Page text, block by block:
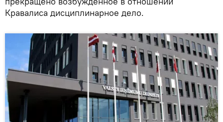
Кравалиса дисциплинарное дело.